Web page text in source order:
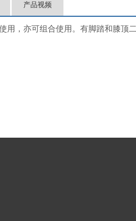
产品视频
用，亦可组合使用。有脚踏和膝顶